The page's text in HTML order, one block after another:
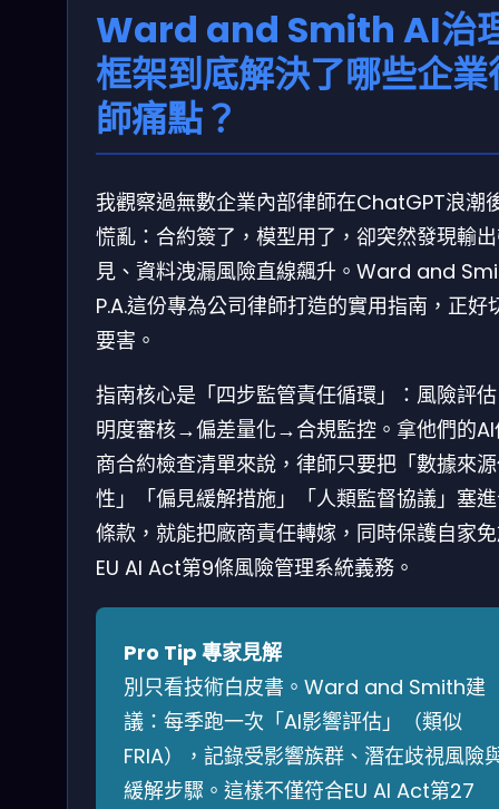
Ward and Smith AI治
框架到底解決了哪些企業
師痛點？
我觀察過無數企業內部律師在ChatGPT浪潮
慌亂：合約簽了，模型用了，卻突然發現輸
見、資料洩漏風險直線飆升。Ward and
P.A.這份專為公司律師打造的實用指南，正好
要害。
指南核心是「四步監管責任循環」：風險評
明度審核→偏差量化→合規監控。拿他們的AI
商合約檢查清單來說，律師只要把「數據來
性」「偏見緩解措施」「人類監督協議」塞
條款，就能把廠商責任轉嫁，同時保護自家
EU AI Act第9條風險管理系統義務。
Pro Tip 專家見解
別只看技術白皮書。Ward and Smith建
議：每季跑一次「AI影響評估」（類似
FRIA），記錄受影響族群、潛在歧視風險
緩解步驟。這樣不僅符合EU AI Act第27